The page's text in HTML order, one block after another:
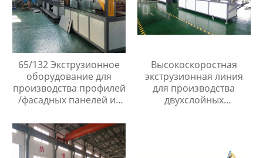
65/132 Экструзионное
оборудование для
производства профилей
/фасадных панелей из
Высокоскоростная
экструзионная линия
для производства
двухслойных